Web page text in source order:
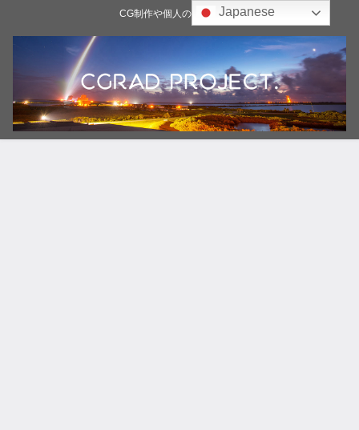
CG制作や個人の雑記ブログJapanese